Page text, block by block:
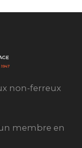
non-ferreux
membre en